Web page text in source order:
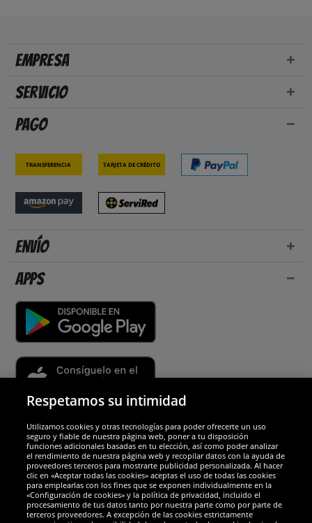
Empresa
Servicio
Pago
Transferencia Tarjeta de crédito
Envío
Apps
Socios y seguridad
Galardones
Respetamos su intimidad
Utilizamos cookies y otras tecnologías para poder ofrecerte un uso
seguro y fiable de nuestra página web, poner a tu disposición
funciones adicionales basadas en tu elección, así como poder analizar
el rendimiento de nuestra página web y recopilar datos con la ayuda de
proveedores terceros para mostrarte publicidad personalizada. Al hacer
clic en «Aceptar todas las cookies» aceptas el uso de todas las cookies
para emplearlas con los fines que se exponen individualmente en la
«Configuración de cookies» y la política de privacidad, incluido el
procesamiento de tus datos tanto por nuestra parte como por parte de
terceros proveedores. A excepción de las cookies estrictamente